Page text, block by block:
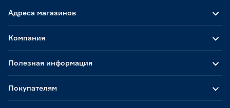
Адреса магазинов
Компания
Полезная информация
Покупателям